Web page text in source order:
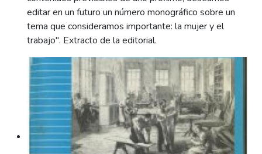
editar en un futuro un número monográfico sobre un
tema que consideramos importante: la mujer y el
trabajo". Extracto de la editorial.